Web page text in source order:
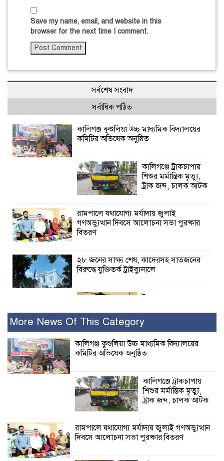
Save my name, email, and website in this
browser for the next time I comment.
সর্বশেষ সংবাদ
সর্বাধিক পঠিত
কালিগঞ্জ কুশুলিয়া উচ্চ মাধ্যমিক বিদ্যালয়ের
কমিটির অভিষেক অনুষ্ঠিত
কালিগঞ্জে ট্রাকচাপায়
শিশুর মর্মান্তিক মৃত্যু,
ট্রাক জব্দ, চালক আটক
রামপালে যথাযোগ্য মর্যাদায় জুলাই
গণঅভ্যুত্থান দিবসে আলোচনা সভা পুরষ্কার
বিতরণ
২৮ জনের সাক্ষ্য শেষ, কাদেরসহ সাতজনের
বিরুদ্ধে যুক্তিতর্ক ট্রাইব্যুনালে
ইসলামের সবচেয়ে
নুর
পাঁচ মাসে সরকারের দোষ দিচ্ছেন, আপনারা
কালিগঞ্জে নিখোঁজ জেলের মরদেহ অবশেষে
মিলল ইছামতী নদীতে
শ্রীউলা ইউনিয়ন
More News Of This Category
কালিগঞ্জ কুশুলিয়া উচ্চ মাধ্যমিক বিদ্যালয়ের
কমিটির অভিষেক অনুষ্ঠিত
কালিগঞ্জে ট্রাকচাপায়
শিশুর মর্মান্তিক মৃত্যু,
ট্রাক জব্দ, চালক আটক
রামপালে যথাযোগ্য মর্যাদায় জুলাই গণঅভ্যুত্থান
দিবসে আলোচনা সভা পুরষ্কার বিতরণ